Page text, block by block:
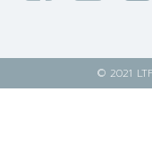
© 2021